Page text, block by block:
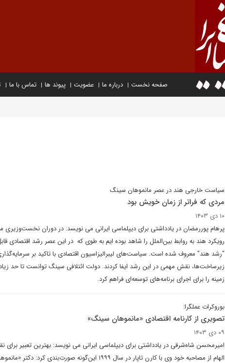
صفحه نخست درباره ما عضویت پیوند ها تماس با ما
سیاست خارجی هند در عصر مانموهان سینگ
مردی که فراتر از زمان خویش بود
۱۰ دی ۱۴۰۳
پرهام پوررمضان در یادداشتی برای دیپلماسی ایرانی می نویسد: در دوران
رویکرد هند به روابط بین‌الملل را شاهد بوده ایم به طوی که در این عصر رشد اقتصادی
"رشد هند" معروف شده است. سیاست‌های لیبرالیزاسیون اقتصادی با تاکید بر
زیرساخت‌ها، نقش مهمی در این رشد ایفا کردند. دولت ائتلافی سینگ توانست تا حد
زمینه را برای اجرای برنامه‌های توسعه‌ای فراهم کرد.
بوروکرات عملگرا:
تصویری از کارنامه اقتصادی «مانموهان سینگ»
۰۹ دی ۱۴۰۳
امیرمحسن شاه‌شرقی در یادداشتی برای دیپلماسی ایرانی می نویسد: بهترین تعبیر
الهام از مصاحبه خود وی با کارن تاپار در سال ۱۹۹۹ این‌گونه